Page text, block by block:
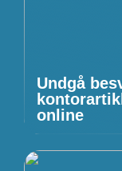
Undgå
online